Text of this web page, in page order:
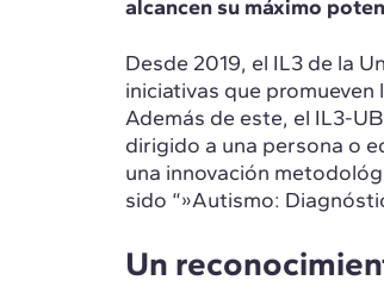
alcancen su máximo
Desde 2019, el IL3 de la
iniciativas que promueven
Además de este, el IL3-
dirigido a una persona o
una innovación
sido “»Autismo:
Un